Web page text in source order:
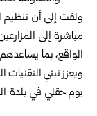
ولفت إلى أن تنظيم
مباشرة إلى
الواقع، بما يساعدهم
ويعزز تبني التقنيات